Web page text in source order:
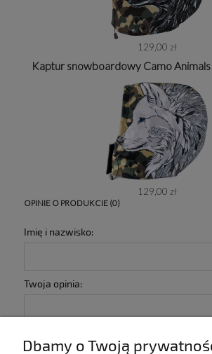
129,00 zł
Kaptur snowboardowy Camo
129,00 zł
OPINIE O PRODUKCIE (0)
Imię i nazwisko:
Twoja opinia:
Dbamy o Twoją